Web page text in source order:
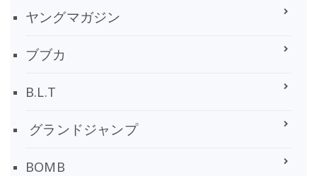
ヤングマガジン
ブブカ
B.L.T
グランドジャンプ
BOMB